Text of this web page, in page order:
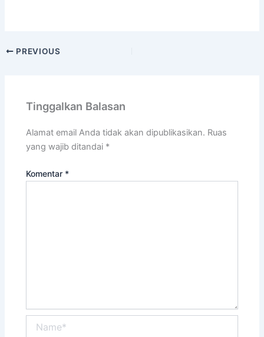
PREVIOUS
Tinggalkan Balasan
Alamat email Anda tidak akan dipublikasikan. Ruas
yang wajib ditandai *
Komentar *